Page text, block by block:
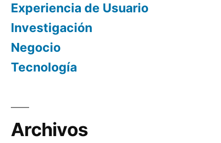
Experiencia de Usuario
Investigación
Negocio
Tecnología
Archivos